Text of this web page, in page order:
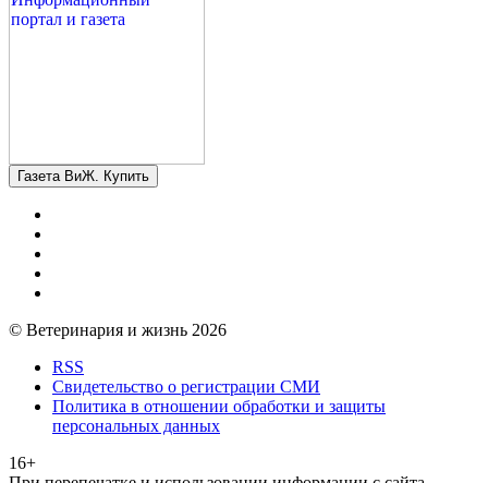
Газета ВиЖ. Купить
© Ветеринария и жизнь 2026
RSS
Свидетельство о регистрации СМИ
Политика в отношении обработки и защиты
персональных данных
16+